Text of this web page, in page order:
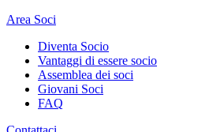
Area Soci
Diventa Socio
Vantaggi di essere socio
Assemblea dei soci
Giovani Soci
FAQ